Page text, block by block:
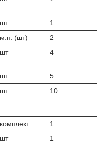
шт
1
м.п. (шт)
2
шт 4
шт
5
шт 10
комплект
1
шт 1